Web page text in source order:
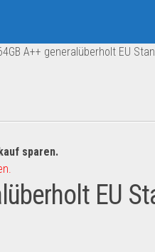
A++ generalüberholt EU
sparen.
EU